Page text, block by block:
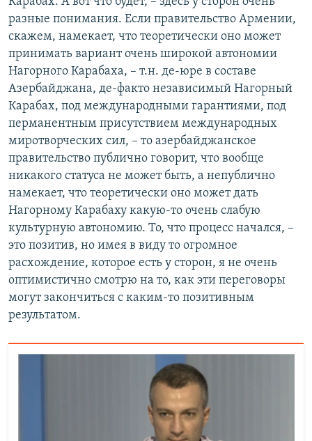
разные понимания. Если правительство Армении,
скажем, намекает, что теоретически оно может
принимать вариант очень широкой автономии
Нагорного Карабаха, – т.н. де-юре в составе
Азербайджана, де-факто независимый Нагорный
Карабах, под международными гарантиями, под
перманентным присутствием международных
миротворческих сил, – то азербайджанское
правительство публично говорит, что вообще
никакого статуса не может быть, а непублично
намекает, что теоретически оно может дать
Нагорному Карабаху какую-то очень слабую
культурную автономию. То, что процесс начался, –
это позитив, но имея в виду то огромное
расхождение, которое есть у сторон, я не очень
оптимистично смотрю на то, как эти переговоры
могут закончиться с каким-то позитивным
результатом.